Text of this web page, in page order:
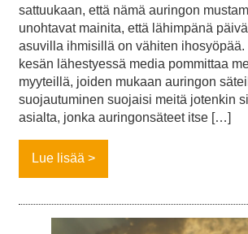
sattuukaan, että nämä auringon
unohtavat mainita, että lähimpänä
asuvilla ihmisillä on vähiten ihosyöpää.
kesän lähestyessä media pommittaa
myyteillä, joiden mukaan auringon
suojautuminen suojaisi meitä jotenkin
asialta, jonka auringonsäteet itse […]
Lue lisää